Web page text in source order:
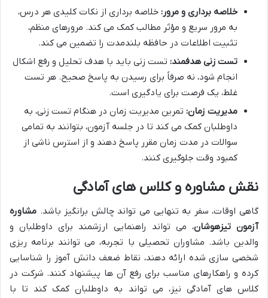
خلاصه برداری و مرور: خلاصه برداری از نکات کلیدی هر درس،
به مرور سریع و مؤثر مطالب کمک می کند. مرورهای منظم،
تثبیت اطلاعات در حافظه بلندمدت را تضمین می کند.
تست زنی هدفمند: تست زنی باید با هدف تحلیل و رفع اشکال
انجام شود، نه صرفاً برای رسیدن به پاسخ صحیح. هر تست
غلط، یک فرصت برای یادگیری است.
مدیریت زمان: تمرین مدیریت زمان در هنگام تست زنی، به
داوطلبان کمک می کند تا در جلسه آزمون، بتوانند به تمامی
سوالات در مدت زمان مقرر پاسخ دهند و از استرس ناشی از
کمبود وقت جلوگیری کنند.
نقش مشاوره و کلاس های آمادگی
گاهی اوقات، سفر به تنهایی می تواند چالش برانگیز باشد. مشاوره
آزمون تیزهوشان، می تواند راهنمایی ارزشمند برای داوطلبان و
والدین باشد. مشاوران تحصیلی با تجربه، می توانند برنامه ریزی
شخصی سازی شده ارائه دهند، نقاط ضعف دانش آموز را شناسایی
کرده و راهکارهای مناسب برای رفع آن ها پیشنهاد کنند. شرکت در
کلاس های آمادگی نیز، می تواند به داوطلبان کمک کند تا با